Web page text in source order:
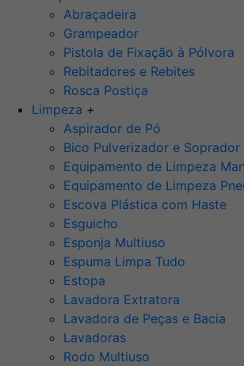
Abraçadeira
Grampeador
Pistola de Fixação à Pólvora
Rebitadores e Rebites
Rosca Postiça
Limpeza +
Aspirador de Pó
Bico Pulverizador e Soprador
Equipamento de Limpeza
Equipamento de Limpeza
Escova Plástica com Haste
Esguicho
Esponja Multiuso
Espuma Limpa Tudo
Estopa
Lavadora Extratora
Lavadora de Peças e Bacia
Lavadoras
Rodo Multiuso